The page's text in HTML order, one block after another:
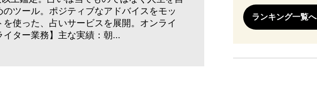
ツール。ポジティブなアドバイスをモッ
使った、占いサービスを展開。オンライ
ター業務】主な実績：朝...
ランキング一覧へ